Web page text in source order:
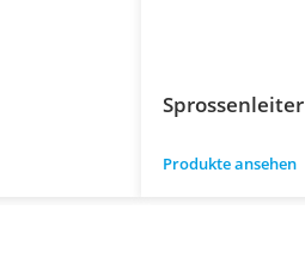
Sprossenleiter
Produkte ansehen